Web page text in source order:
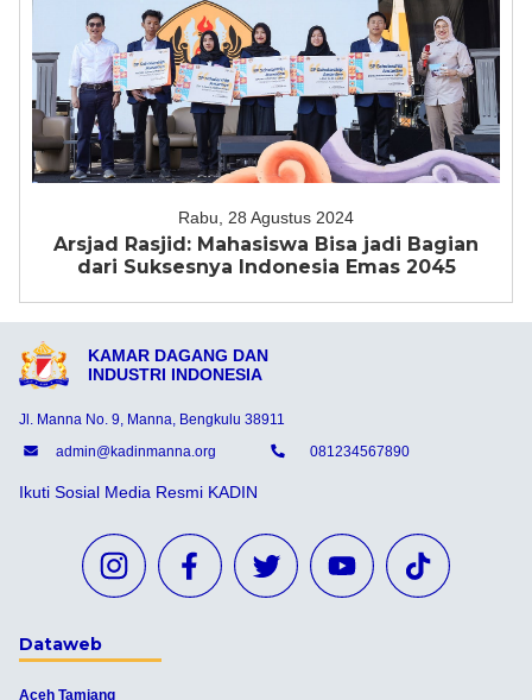
Rabu, 28 Agustus 2024
Arsjad Rasjid: Mahasiswa Bisa jadi Bagian
dari Suksesnya Indonesia Emas 2045
KAMAR DAGANG DAN
INDUSTRI INDONESIA
Jl. Manna No. 9, Manna, Bengkulu 38911
admin@kadinmanna.org
081234567890
Ikuti Sosial Media Resmi KADIN
Dataweb
Aceh Tamiang